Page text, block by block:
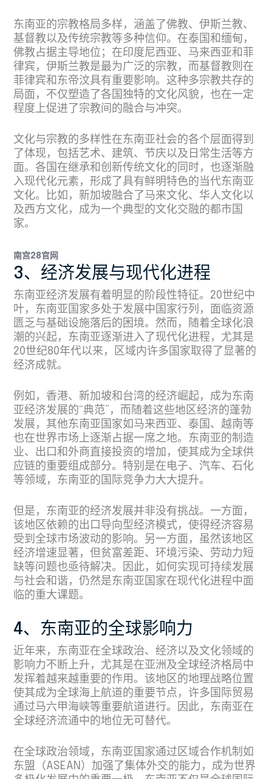
东南亚的宗教格局多样，涵盖了佛教、伊斯兰教、
基督教以及传统宗教等多种信仰。在泰国和缅甸，
佛教占据主导地位；在印度尼西亚、马来西亚和菲
律宾，伊斯兰教是最为广泛的宗教，而基督教则在
菲律宾和东帝汶具有重要影响。这种多宗教共存的
局面，不仅塑造了各国独特的文化风貌，也在一定
程度上促进了宗教间的融合与冲突。
文化与宗教的多样性在东南亚社会的各个层面得到
了体现，包括艺术、建筑、节庆以及日常生活等方
面。各国在继承和创新传统文化的同时，也逐渐融
入现代化元素，形成了具有鲜明特色的当代东南亚
文化。比如，新加坡融合了马来文化、华人文化以
及西方文化，成为一个典型的文化交融的都市国
家。
南宫28官网
3、经济发展与现代化进程
东南亚经济发展有着明显的阶段性特征。20世纪中
叶，东南亚国家多处于发展中国家行列，面临资源
匮乏与基础设施落后的困境。然而，随着全球化浪
潮的兴起，东南亚逐渐进入了现代化进程，尤其是
20世纪80年代以来，区域内许多国家取得了显著的
经济成就。
例如，香港、新加坡和台湾的经济崛起，成为东南
亚经济发展的“典范”，而随着这些地区经济的蓬勃
发展，其他东南亚国家如马来西亚、泰国、越南等
也在世界市场上逐渐占据一席之地。东南亚的制造
业、出口和外商直接投资的增加，使其成为全球供
应链的重要组成部分。特别是在电子、汽车、石化
等领域，东南亚的国际竞争力大大提升。
但是，东南亚的经济发展并非没有挑战。一方面，
该地区依赖的出口导向型经济模式，使得经济容易
受到全球市场波动的影响。另一方面，虽然该地区
经济增速显著，但贫富差距、环境污染、劳动力短
缺等问题也亟待解决。因此，如何实现可持续发展
与社会和谐，仍然是东南亚国家在现代化进程中面
临的重大课题。
4、东南亚的全球影响力
近年来，东南亚在全球政治、经济以及文化领域的
影响力不断上升，尤其是在亚洲及全球经济格局中
发挥着越来越重要的作用。该地区的地理战略位置
使其成为全球海上航道的重要节点，许多国际贸易
通过马六甲海峡等重要航道进行。因此，东南亚在
全球经济流通中的地位无可替代。
在全球政治领域，东南亚国家通过区域合作机制如
东盟（ASEAN）加强了集体外交的能力，成为世界